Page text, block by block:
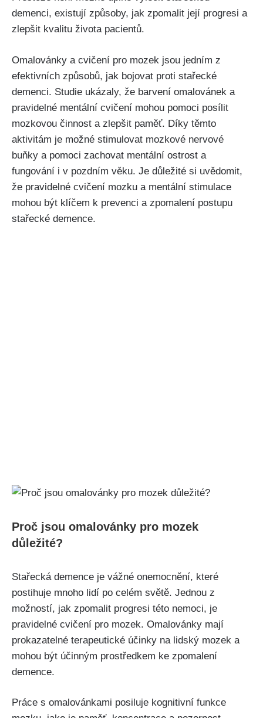
demenci, existují způsoby, jak zpomalit její progresi a
zlepšit kvalitu života pacientů.
Omalovánky a cvičení pro mozek jsou jedním z
efektivních způsobů, jak bojovat proti stařecké
demenci. Studie ukázaly, že barvení omalovánek a
pravidelné mentální cvičení mohou pomoci posílit
mozkovou činnost a zlepšit paměť. Díky těmto
aktivitám je možné stimulovat mozkové nervové
buňky a pomoci zachovat mentální ostrost a
fungování i v pozdním věku. Je důležité si uvědomit,
že pravidelné cvičení mozku a mentální stimulace
mohou být klíčem k prevenci a zpomalení postupu
stařecké demence.
Proč jsou omalovánky pro mozek
důležité?
Stařecká demence je vážné onemocnění, které
postihuje mnoho lidí po celém světě. Jednou z
možností, jak zpomalit progresi této nemoci, je
pravidelné cvičení pro mozek. Omalovánky mají
prokazatelné terapeutické účinky na lidský mozek a
mohou být účinným prostředkem ke zpomalení
demence.
Práce s omalovánkami posiluje kognitivní funkce